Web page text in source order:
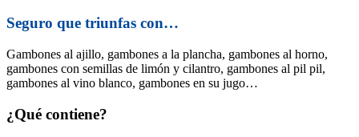
Seguro que triunfas con…
Gambones al ajillo, gambones a la plancha, gambones al horno,
gambones con semillas de limón y cilantro, gambones al pil pil,
gambones al vino blanco, gambones en su jugo…
¿Qué contiene?